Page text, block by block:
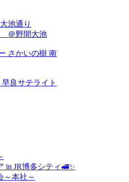
池通り
＠野間大池
さかいの樹 南
良サテライト
in JR博多シティ🚅✨
～本社～